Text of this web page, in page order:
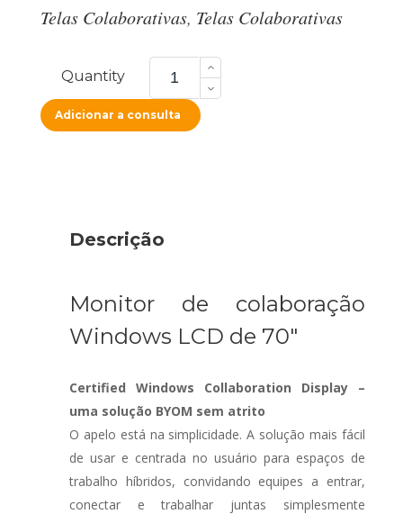
Telas Colaborativas, Telas Colaborativas
Quantity
PN-
CD701
quantity
Adicionar a consulta
Descrição
Monitor de colaboração
Windows LCD de 70″
Certified Windows Collaboration Display –
uma solução BYOM sem atrito
O apelo está na simplicidade. A solução mais fácil
de usar e centrada no usuário para espaços de
trabalho híbridos, convidando equipes a entrar,
conectar e trabalhar juntas simplesmente